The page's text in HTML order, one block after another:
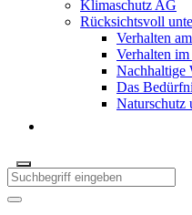
Klimaschutz AG
Rücksichtsvoll
Verhalten
Verhalten
Nachhaltige
Das
Naturschutz